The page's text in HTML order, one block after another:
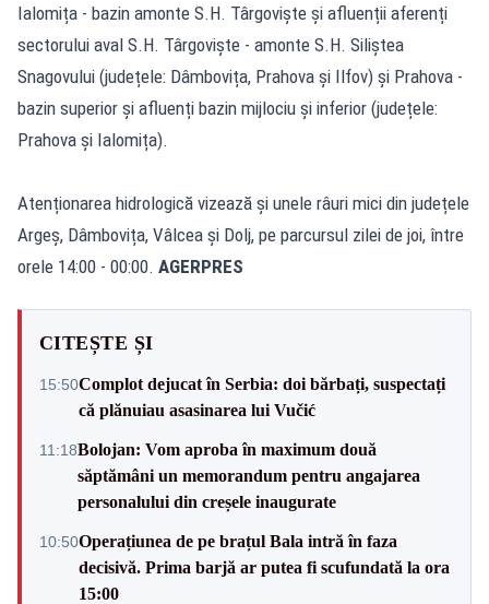
Ialomița - bazin amonte S.H. Târgoviște și afluenții aferenți
sectorului aval S.H. Târgoviște - amonte S.H. Siliștea
Snagovului (județele: Dâmbovița, Prahova și Ilfov) și Prahova -
bazin superior și afluenți bazin mijlociu și inferior (județele:
Prahova și Ialomița).
Atenționarea hidrologică vizează și unele râuri mici din județele
Argeș, Dâmbovița, Vâlcea și Dolj, pe parcursul zilei de joi, între
orele 14:00 - 00:00. AGERPRES
CITEȘTE ȘI
15:50Complot dejucat în Serbia: doi bărbați, suspectați
că plănuiau asasinarea lui Vučić
11:18Bolojan: Vom aproba în maximum două
săptămâni un memorandum pentru angajarea
personalului din creșele inaugurate
10:50Operațiunea de pe brațul Bala intră în faza
decisivă. Prima barjă ar putea fi scufundată la ora
15:00